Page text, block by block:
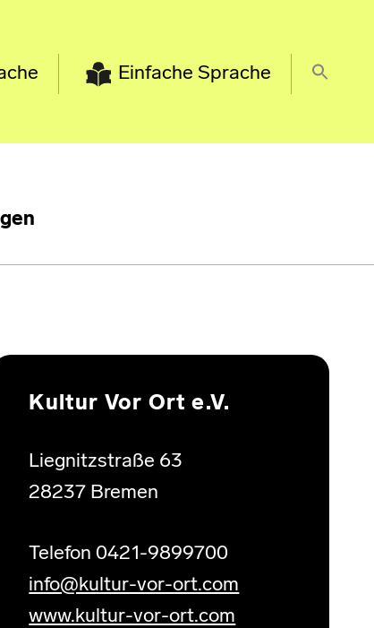
Einfache Sprache
Kultur Vor Ort e.V.
Liegnitzstraße 63
28237 Bremen
Telefon 0421-9899700
info@kultur-vor-ort.com
www.kultur-vor-ort.com